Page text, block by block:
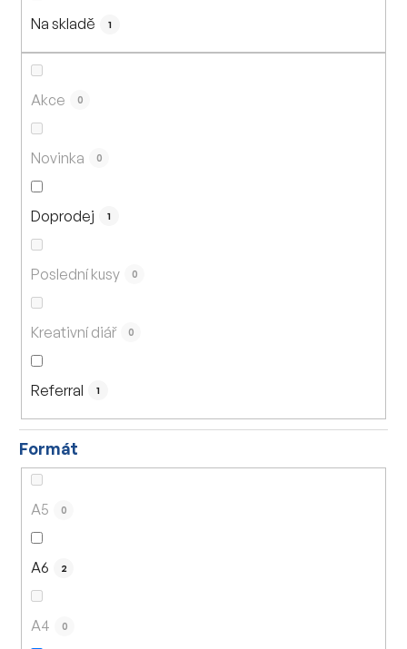
Na skladě 1
Akce 0
Novinka 0
Doprodej 1
Poslední kusy 0
Kreativní diář 0
Referral 1
Formát
A5 0
A6 2
A4 0